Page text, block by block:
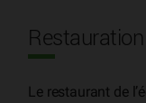
Restauration
Le restaurant de